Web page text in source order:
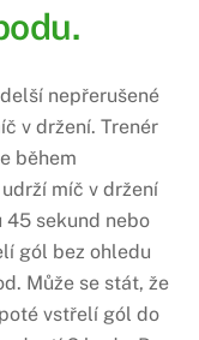
nepřerušené
v držení. Trenér
během
míč v držení
45 sekund nebo
gól bez ohledu
Může se stát, že
vstřelí gól do